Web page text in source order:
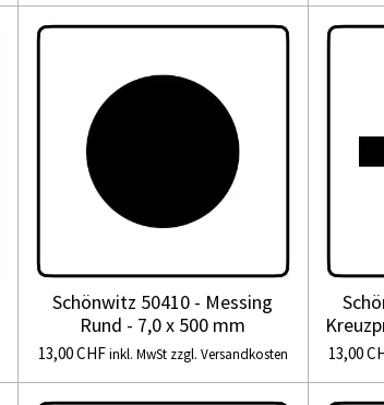
Schönwitz 50410 - Messing
Rund - 7,0 x 500 mm
13,00 CHFinkl. MwSt zzgl. Versandkosten 13,00